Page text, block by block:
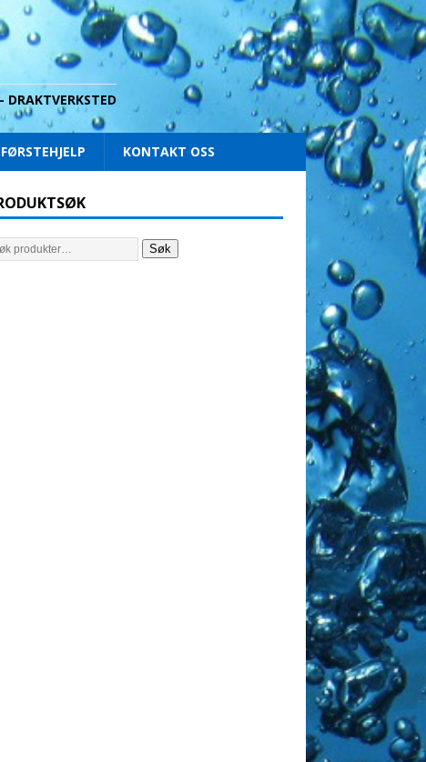
DRAKTVERKSTED
FØRSTEHJELP KONTAKT OSS
Søk